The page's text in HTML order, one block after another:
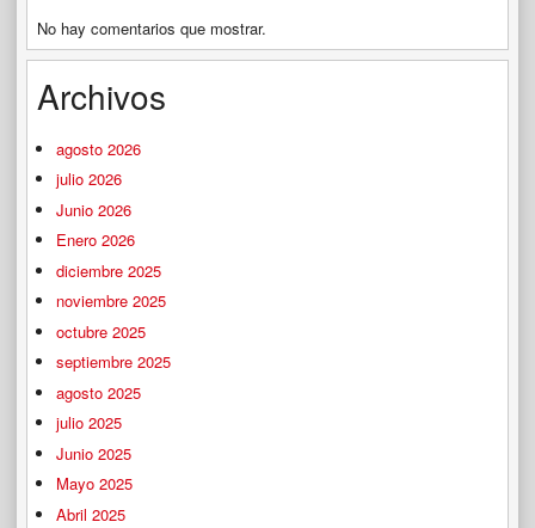
No hay comentarios que mostrar.
Archivos
agosto 2026
julio 2026
Junio 2026
Enero 2026
diciembre 2025
noviembre 2025
octubre 2025
septiembre 2025
agosto 2025
julio 2025
Junio 2025
Mayo 2025
Abril 2025